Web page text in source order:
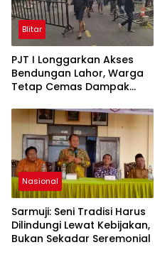
Blitar
PJT I Longgarkan Akses
Bendungan Lahor, Warga
Tetap Cemas Dampak
Penutupan Total
Nasional
Sarmuji: Seni Tradisi Harus
Dilindungi Lewat Kebijakan,
Bukan Sekadar Seremonial